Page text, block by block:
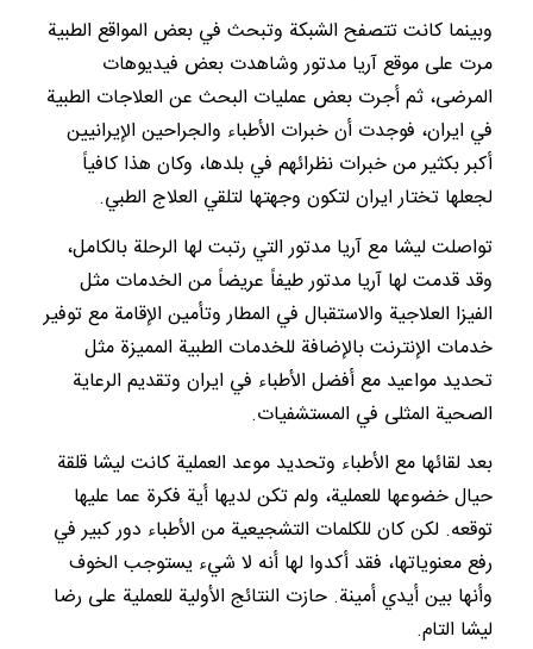
وبينما كانت تتصفح الشبكة وتبحث في بعض المواقع الطبية
مرت على موقع آريا مدتور وشاهدت بعض فيديوهات
المرضى، ثم أجرت بعض عمليات البحث عن العلاجات الطبية
في ايران، فوجدت أن خبرات الأطباء والجراحين الإيرانيين
أكبر بكثير من خبرات نظرائهم في بلدها، وكان هذا كافياً
لجعلها تختار ايران لتكون وجهتها لتلقي العلاج الطبي.
تواصلت ليشا مع آريا مدتور التي رتبت لها الرحلة بالكامل،
وقد قدمت لها آريا مدتور طيفاً عريضاً من الخدمات مثل
الفيزا العلاجية والاستقبال في المطار وتأمين الإقامة مع توفير
خدمات الإنترنت بالإضافة للخدمات الطبية المميزة مثل
تحديد مواعيد مع أفضل الأطباء في ايران وتقديم الرعاية
الصحية المثلى في المستشفيات.
بعد لقائها مع الأطباء وتحديد موعد العملية كانت ليشا قلقة
حيال خضوعها للعملية، ولم تكن لديها أية فكرة عما عليها
توقعه. لكن كان للكلمات التشجيعية من الأطباء دور كبير في
رفع معنوياتها، فقد أكدوا لها أنه لا شيء يستوجب الخوف
وأنها بين أيدي أمينة. حازت النتائج الأولية للعملية على رضا
ليشا التام.